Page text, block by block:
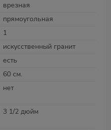
врезная
прямоугольная
1
искусственный гранит
есть
60 см.
нет
3 1/2 дюйм